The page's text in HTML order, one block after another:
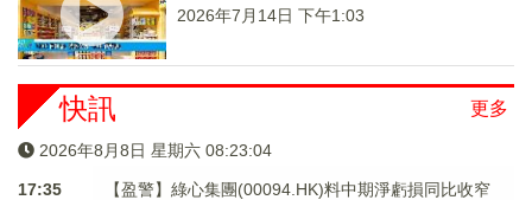
2026年7月14日 下午1:03
更多
快訊
2026年8月8日 星期六 08:23:04
17:35
【盈警】綠心集團(00094.HK)料中期淨虧損同比收窄